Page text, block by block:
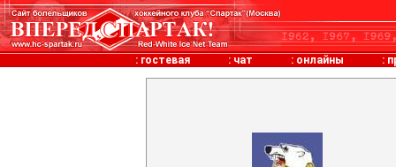
: гостевая : чат : онлайны :